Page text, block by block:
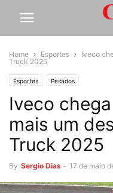
Home Esportes
Iveco
Truck 2025
Esportes Pesados
Iveco
mais um
Truck 2025
By Sergio Dias - 17 de maio